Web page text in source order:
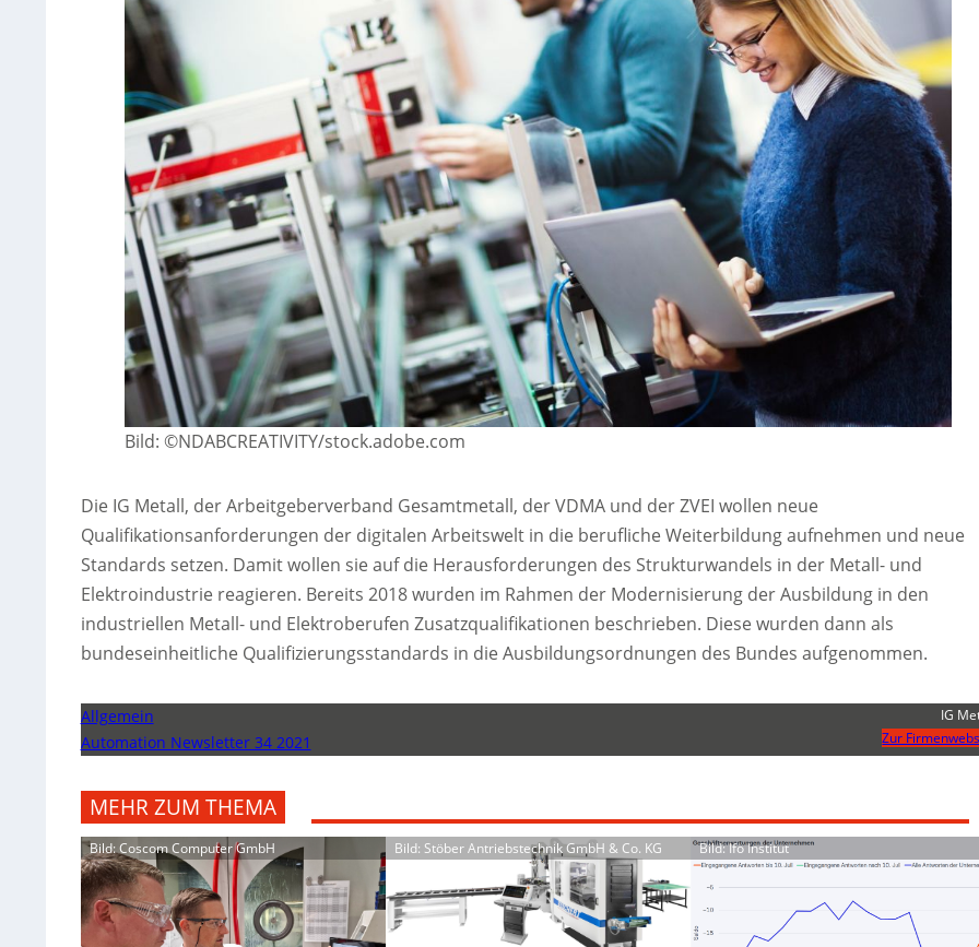
Bild: ©NDABCREATIVITY/stock.adobe.com
Die IG Metall, der Arbeitgeberverband Gesamtmetall, der VDMA und der ZVEI wollen neue
Qualifikationsanforderungen der digitalen Arbeitswelt in die berufliche Weiterbildung aufnehmen und neue
Standards setzen. Damit wollen sie auf die Herausforderungen des Strukturwandels in der Metall- und
Elektroindustrie reagieren. Bereits 2018 wurden im Rahmen der Modernisierung der Ausbildung in den
industriellen Metall- und Elektroberufen Zusatzqualifikationen beschrieben. Diese wurden dann als
bundeseinheitliche Qualifizierungsstandards in die Ausbildungsordnungen des Bundes aufgenommen.
Allgemein
Automation Newsletter 34 2021
IG
Zur
MEHR ZUM THEMA
Bild: Coscom Computer GmbH Bild: Stöber Antriebstechnik GmbH & Co. KG Bild: Ifo Institut